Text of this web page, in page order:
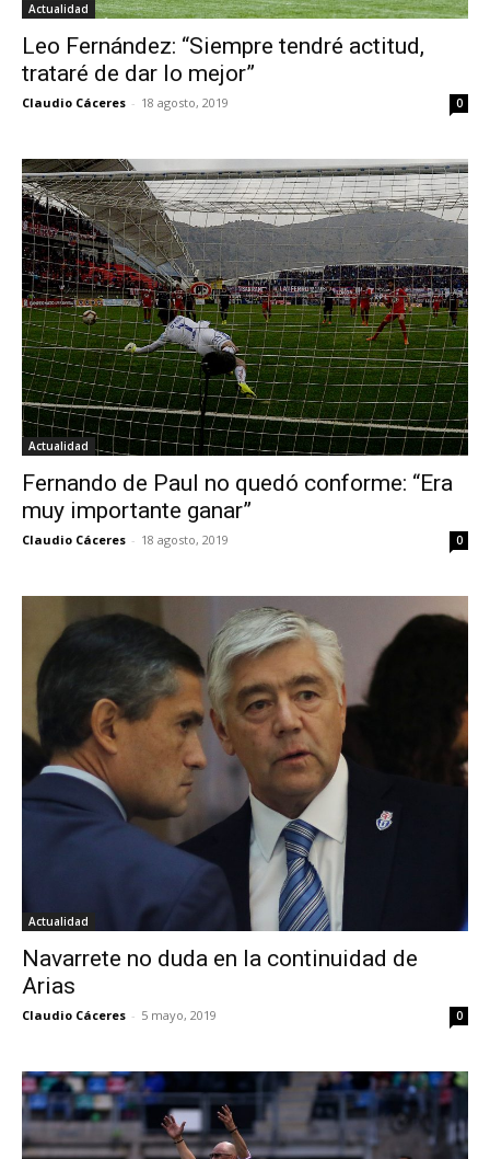
Actualidad
Leo Fernández: “Siempre tendré actitud,
trataré de dar lo mejor”
Claudio Cáceres - 18 agosto, 2019 0
Actualidad
Fernando de Paul no quedó conforme: “Era
muy importante ganar”
Claudio Cáceres - 18 agosto, 2019 0
Actualidad
Navarrete no duda en la continuidad de
Arias
Claudio Cáceres - 5 mayo, 2019 0